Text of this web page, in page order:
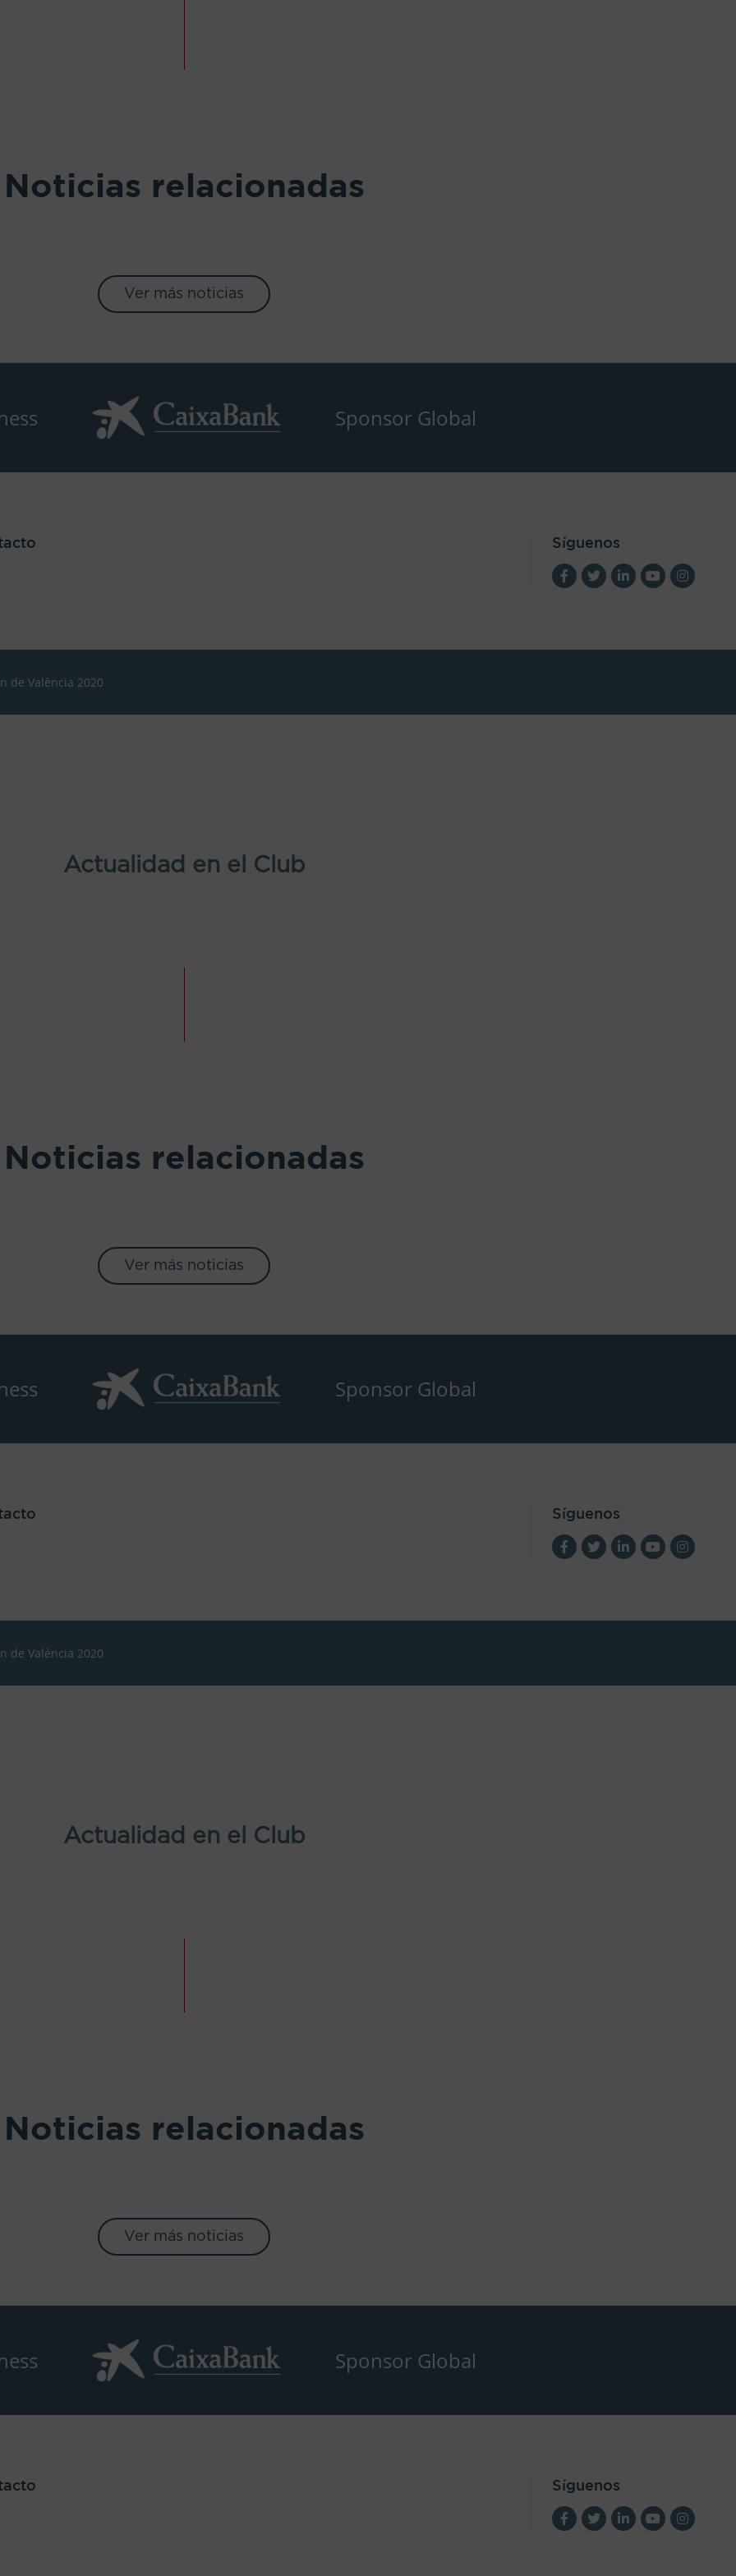
Noticias relacionadas
Ver más noticias
Sponsor Global
Síguenos
de València 2020
Actualidad en el Club
Noticias relacionadas
Ver más noticias
Sponsor Global
Síguenos
de València 2020
Actualidad en el Club
Noticias relacionadas
Ver más noticias
Sponsor Global
Síguenos